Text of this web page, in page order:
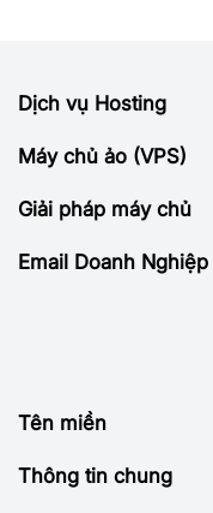
Dịch vụ Hosting
Máy chủ ảo (VPS)
Giải pháp máy chủ
Email Doanh Nghiệp
Tên miền
Thông tin chung